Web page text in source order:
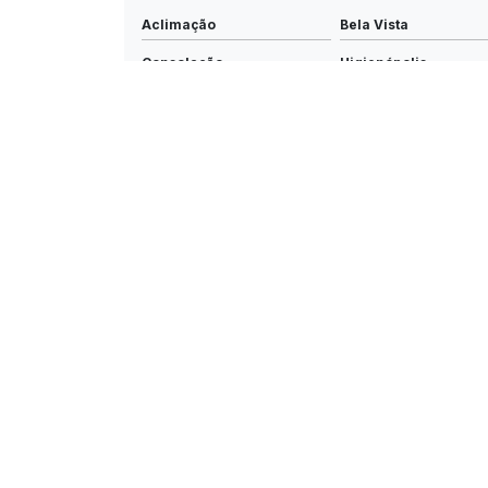
Aclimação Bela Vista
Consolação Higienópolis